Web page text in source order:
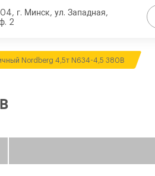
г. Минск, ул. Западная,
2
Nordberg 4,5т N634-4,5 380В